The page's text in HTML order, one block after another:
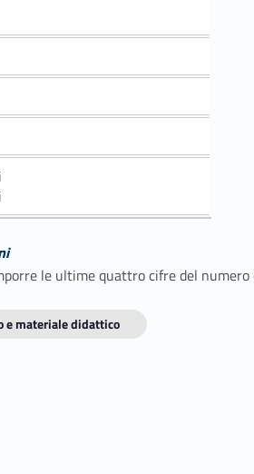
le ultime quattro cifre del numero
e materiale didattico